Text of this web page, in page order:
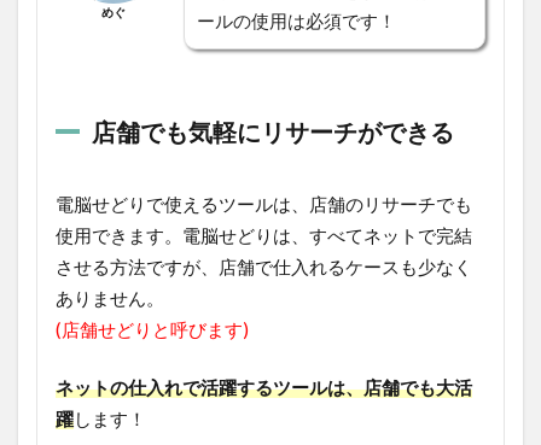
めぐ
ールの使用は必須です！
店舗でも気軽にリサーチができる
電脳せどりで使えるツールは、店舗のリサーチでも
使用できます。電脳せどりは、すべてネットで完結
させる方法ですが、店舗で仕入れるケースも少なく
ありません。
(店舗せどりと呼びます)
ネットの仕入れで活躍するツールは、店舗でも大活
躍します！